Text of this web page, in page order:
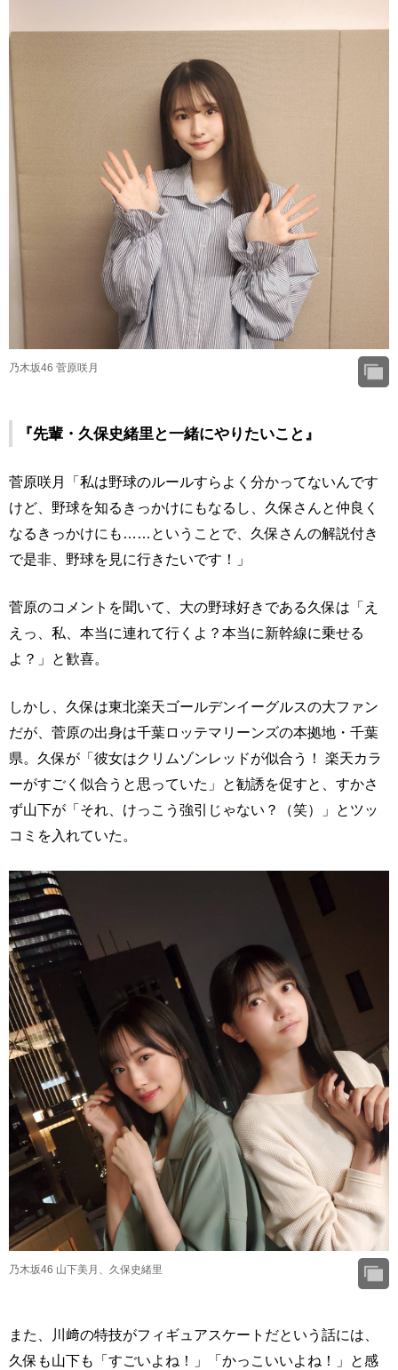
乃木坂46 菅原咲月
『先輩・久保史緒里と一緒にやりたいこと』
菅原咲月「私は野球のルールすらよく分かってないんです
けど、野球を知るきっかけにもなるし、久保さんと仲良く
なるきっかけにも……ということで、久保さんの解説付き
で是非、野球を見に行きたいです！」
菅原のコメントを聞いて、大の野球好きである久保は「え
えっ、私、本当に連れて行くよ？本当に新幹線に乗せる
よ？」と歓喜。
しかし、久保は東北楽天ゴールデンイーグルスの大ファン
だが、菅原の出身は千葉ロッテマリーンズの本拠地・千葉
県。久保が「彼女はクリムゾンレッドが似合う！ 楽天カラ
ーがすごく似合うと思っていた」と勧誘を促すと、すかさ
ず山下が「それ、けっこう強引じゃない？（笑）」とツッ
コミを入れていた。
乃木坂46 山下美月、久保史緒里
また、川﨑の特技がフィギュアスケートだという話には、
久保も山下も「すごいよね！」「かっこいいよね！」と感